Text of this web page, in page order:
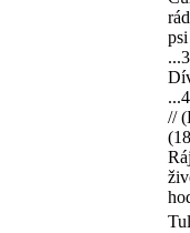
//